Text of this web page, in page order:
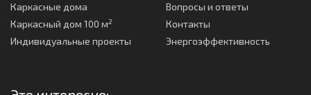
Каркасные дома
Каркасный дом 100 м2
Индивидуальные проекты
Вопросы и ответы
Контакты
Энергоэффективность